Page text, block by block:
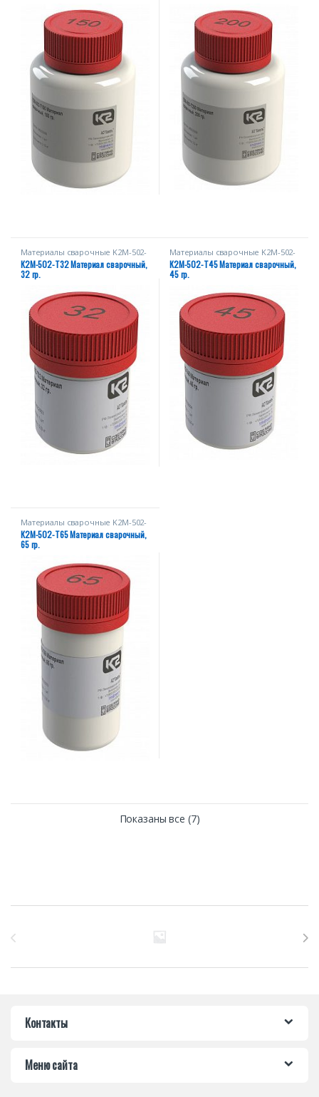
Материалы сварочные K2M-502-
Т
К2М-502-Т32 Материал сварочный,
32 гр.
Материалы сварочные K2M-502-
Т
К2М-502-Т45 Материал сварочный,
45 гр.
Материалы сварочные K2M-502-
Т
К2М-502-Т65 Материал сварочный,
65 гр.
Показаны все (7)
Контакты
Меню сайта